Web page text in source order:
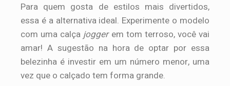
Para quem gosta de estilos mais divertidos,
essa é a alternativa ideal. Experimente o modelo
com uma calçajoggerem tom terroso, você vai
amar! A sugestão na hora de optar por essa
belezinha é investir em um número menor, uma
vez que o calçado tem forma grande.